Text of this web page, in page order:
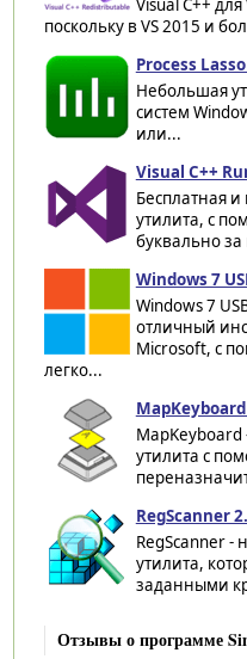
Visual C++
поскольку в VS 2015 и
Process
Небольшая
систем
или...
Visual C++
Бесплатная
утилита, с
буквально за
Windows 7
Windows 7
отличный
Microsoft, с
легко...
MapKeyboard
утилита с
RegScanner
RegScanner -
утилита,
заданными
Отзывы о программе